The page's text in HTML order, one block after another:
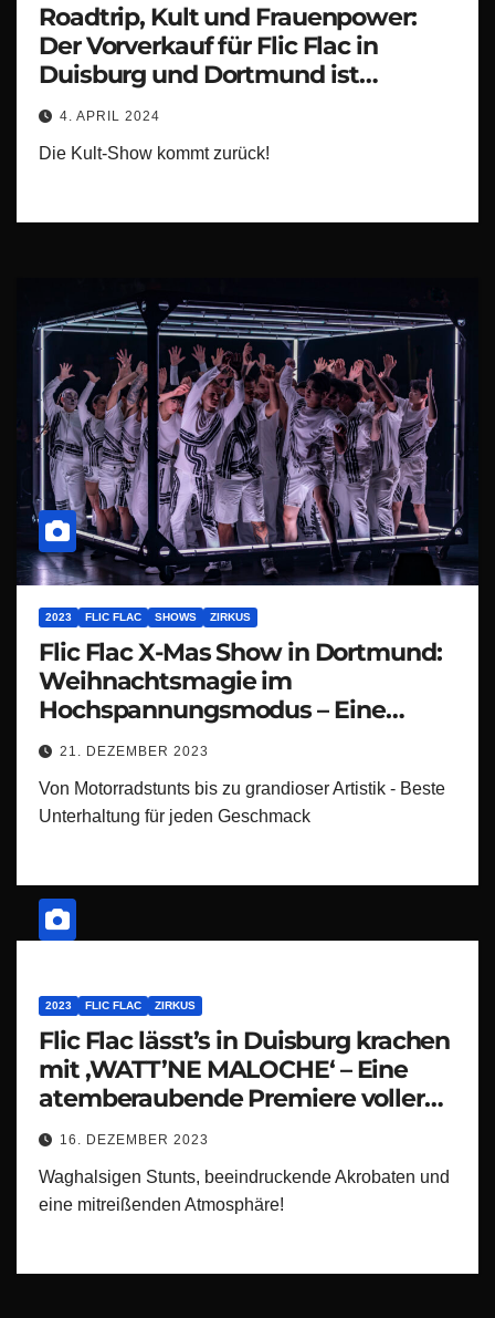
Roadtrip, Kult und Frauenpower:
Der Vorverkauf für Flic Flac in
Duisburg und Dortmund ist
gestartet
4. APRIL 2024
Die Kult-Show kommt zurück!
2023 FLIC FLAC SHOWS ZIRKUS
Flic Flac X-Mas Show in Dortmund:
Weihnachtsmagie im
Hochspannungsmodus – Eine
spektakuläre X-mas Show, die den
Festtagstrubel zum Beben bringt!
21. DEZEMBER 2023
Von Motorradstunts bis zu grandioser Artistik - Beste
Unterhaltung für jeden Geschmack
2023 FLIC FLAC ZIRKUS
Flic Flac lässt’s in Duisburg krachen
mit ‚WATT’NE MALOCHE‘ – Eine
atemberaubende Premiere voller
Nervenkitzel und Hochspannung!“
16. DEZEMBER 2023
Waghalsigen Stunts, beeindruckende Akrobaten und
eine mitreißenden Atmosphäre!